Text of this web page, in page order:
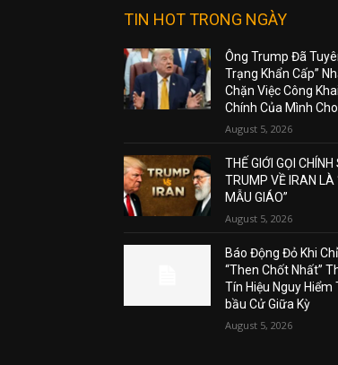
TIN HOT TRONG NGÀY
Ông Trump Đã
Trạng Khẩn Cấp”
Chặn Việc Công
Chính Của Mình
August 5, 2026
THẾ GIỚI GỌI
TRUMP VỀ IRAN LÀ
MẪU GIÁO”
August 5, 2026
Báo Động Đỏ Khi
“Then Chốt Nhất”
Tín Hiệu Nguy
bầu Cử Giữa Kỳ
August 5, 2026